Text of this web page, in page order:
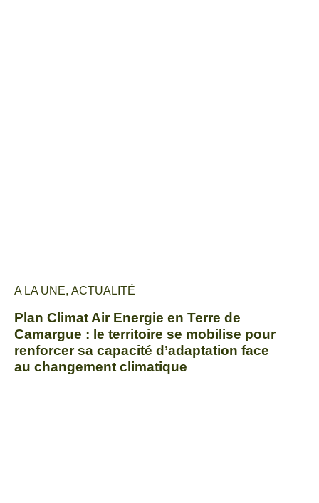
A LA UNE, ACTUALITÉ
Plan Climat Air Energie en Terre de
Camargue : le territoire se mobilise pour
renforcer sa capacité d’adaptation face
au changement climatique